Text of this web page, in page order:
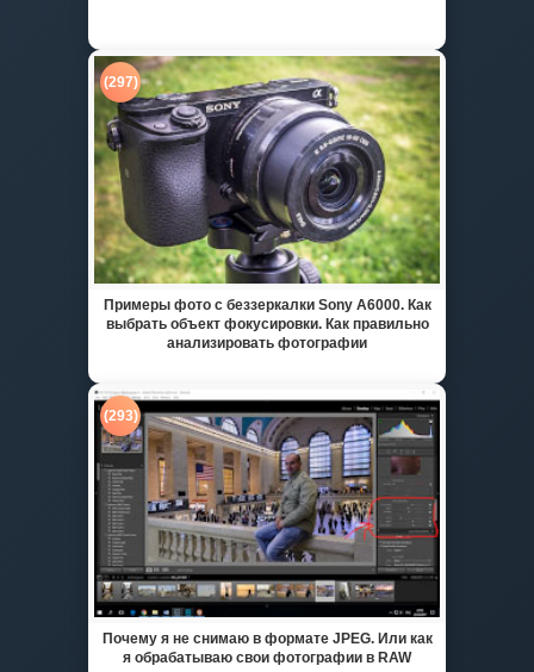
(297)
Примеры фото с беззеркалки Sony A6000. Как
выбрать объект фокусировки. Как правильно
анализировать фотографии
(293)
Почему я не снимаю в формате JPEG. Или как
я обрабатываю свои фотографии в RAW